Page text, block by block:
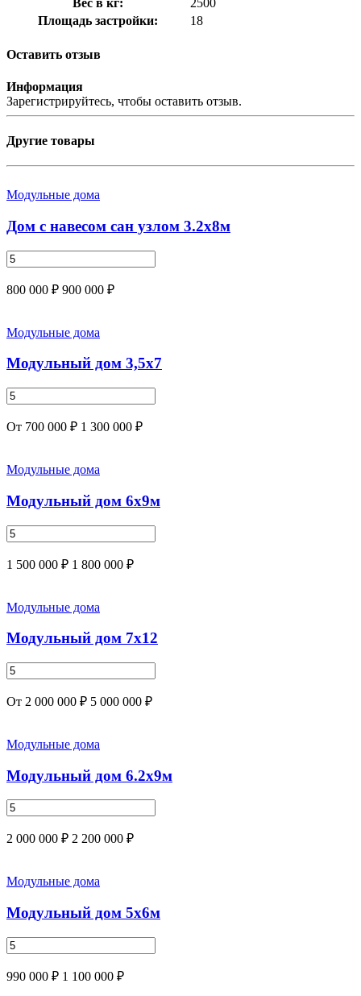
Вес в кг:
2500
Площадь застройки:
18
Оставить отзыв
Информация
Зарегистрируйтесь, чтобы оставить отзыв.
Другие товары
Модульные дома
Дом с навесом сан узлом 3.2х8м
800 000 ₽ 900 000 ₽
Модульные дома
Модульный дом 3,5х7
От 700 000 ₽ 1 300 000 ₽
Модульные дома
Модульный дом 6х9м
1 500 000 ₽ 1 800 000 ₽
Модульные дома
Модульный дом 7х12
От 2 000 000 ₽ 5 000 000 ₽
Модульные дома
Модульный дом 6.2х9м
2 000 000 ₽ 2 200 000 ₽
Модульные дома
Модульный дом 5х6м
990 000 ₽ 1 100 000 ₽